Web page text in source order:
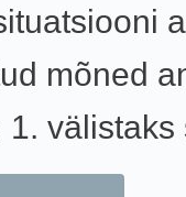
mõned
1.